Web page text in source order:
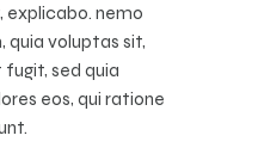
nemo
quia voluptas sit,
sed quia
eos, qui ratione